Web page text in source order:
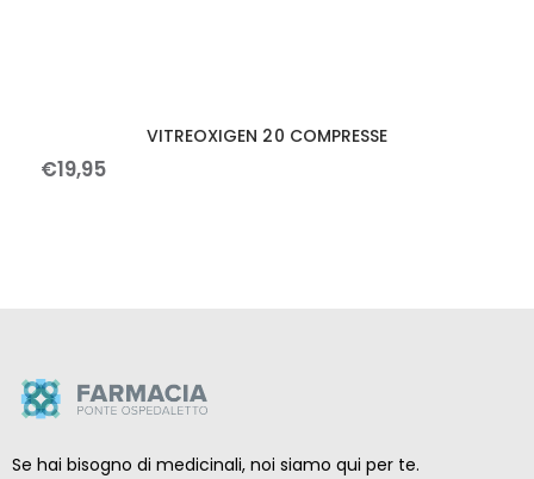
VITREOXIGEN 20 COMPRESSE
€19,95
Se hai bisogno di medicinali, noi siamo qui per te.